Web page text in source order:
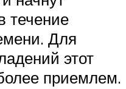
течение
Для
этот
приемлем.